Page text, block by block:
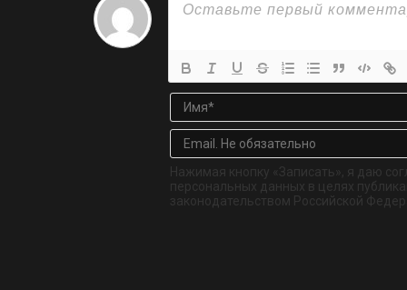
Нажимая кнопку «Записать», я даю
персональных данных в целях
законодательством Российской